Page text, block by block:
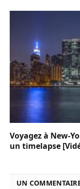
Voyagez à New-
un timelapse
UN